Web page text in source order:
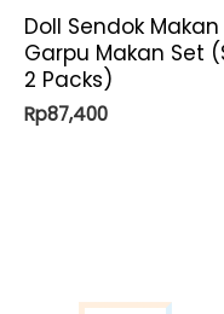
Doll Sendok
Garpu Makan Set
2 Packs)
Rp87,400